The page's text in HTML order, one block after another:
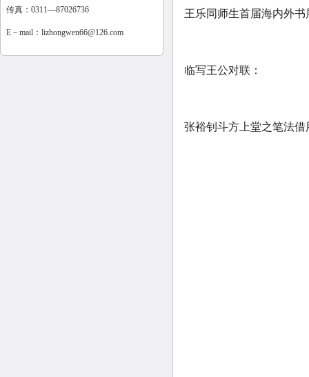
传真：0311—87026736
E－mail： lizhongwen66@126.com
王乐同师生首届海内外
临写王公对联：
张裕钊斗方上堂之笔法借